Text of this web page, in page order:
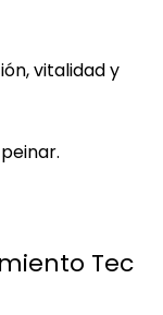
vitalidad y
Tec